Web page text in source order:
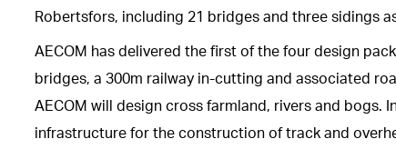
Robertsfors, including 21 bridges and three sidings
AECOM has delivered the first of the four design
bridges, a 300m railway in-cutting and associated
AECOM will design cross farmland, rivers and bogs.
infrastructure for the construction of track and